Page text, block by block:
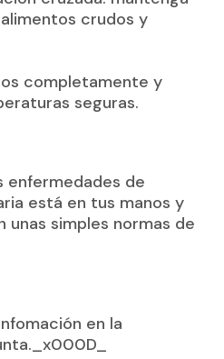
crudos y
completamente y
seguras.
enfermedades de
está en tus manos y
unas simples normas de
en la